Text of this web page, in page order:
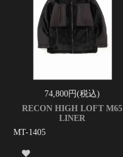
74,800円(税込)
RECON HIGH LOFT M65
LINER
MT-1405